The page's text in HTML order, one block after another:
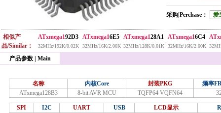
采购|Perchase： 爱
相似产
品/Similar：
ATxmega192D3
32MHz/192K/0.02K
ATxmega16E5
32MHz/16K/2.00K
ATxmega128A1
32MHz/128K/0.01K
ATxmega16C4
32MHz/16K/2.00K
产品参数 | Main
名称 内核Core 封装PKG
频率
ATxmega128B3
8-bit AVR MCU TQFP64 VQFN64
SPI I2C UART USB LCD显示